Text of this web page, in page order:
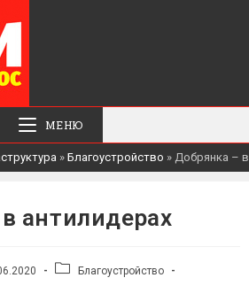
МЕНЮ
» Благоустройство » Добрянка –
антилидерах
РубрикаБлагоустройство